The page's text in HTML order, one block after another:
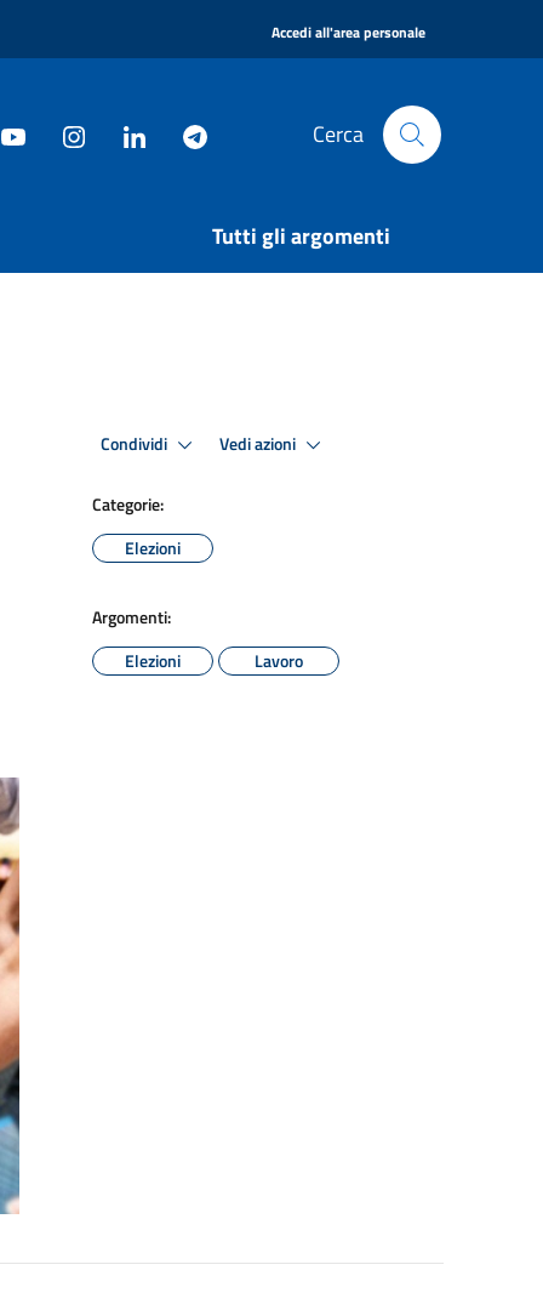
Accedi all'area personale
Cerca
Tutti gli argomenti
Condividi Vedi azioni
Categorie:
Elezioni
Argomenti:
Elezioni
Lavoro